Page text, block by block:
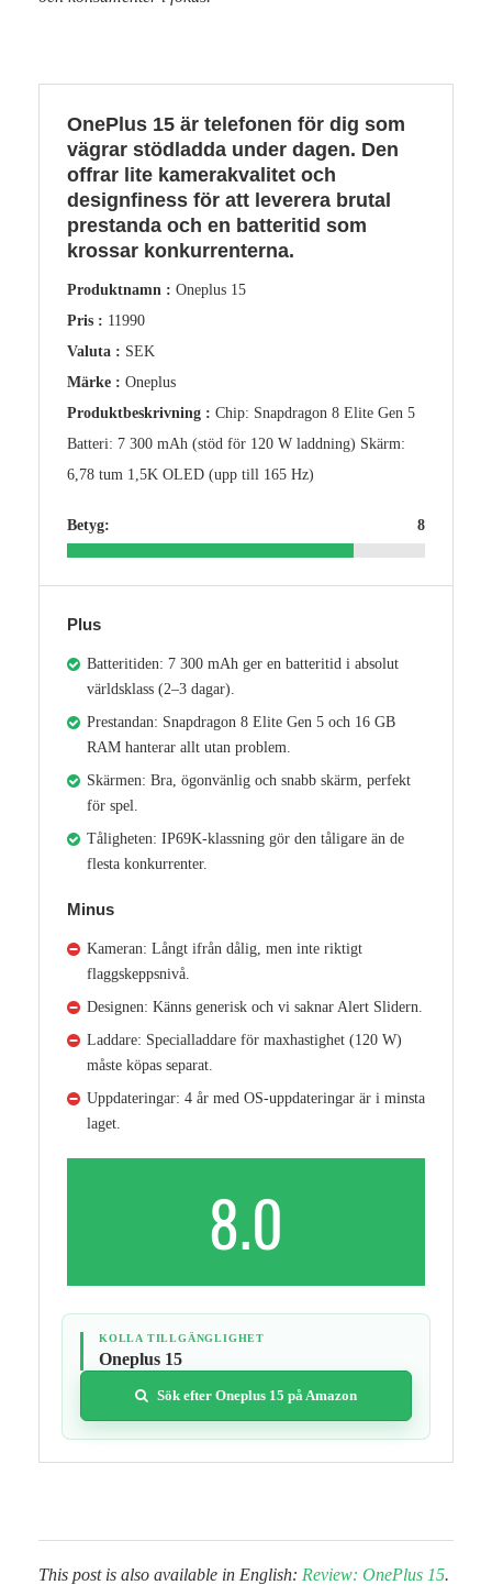
OnePlus 15 är telefonen för dig som
vägrar stödladda under dagen. Den
offrar lite kamerakvalitet och
designfiness för att leverera brutal
prestanda och en batteritid som
krossar konkurrenterna.
Produktnamn : Oneplus 15
Pris : 11990
Valuta : SEK
Märke : Oneplus
Produktbeskrivning : Chip: Snapdragon 8 Elite Gen 5
Batteri: 7 300 mAh (stöd för 120 W laddning) Skärm:
6,78 tum 1,5K OLED (upp till 165 Hz)
Betyg: 8
Plus
Batteritiden: 7 300 mAh ger en batteritid i absolut
världsklass (2–3 dagar).
Prestandan: Snapdragon 8 Elite Gen 5 och 16 GB
RAM hanterar allt utan problem.
Skärmen: Bra, ögonvänlig och snabb skärm, perfekt
för spel.
Tåligheten: IP69K-klassning gör den tåligare än de
flesta konkurrenter.
Minus
Kameran: Långt ifrån dålig, men inte riktigt
flaggskeppsnivå.
Designen: Känns generisk och vi saknar Alert Slidern.
Laddare: Specialladdare för maxhastighet (120 W)
måste köpas separat.
Uppdateringar: 4 år med OS-uppdateringar är i minsta
laget.
8.0
KOLLA TILLGÄNGLIGHET
Oneplus 15
Sök efter Oneplus 15 på Amazon
This post is also available in English: Review: OnePlus 15.